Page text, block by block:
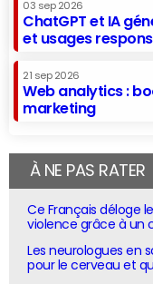
03 sep 2026
ChatGPT et IA
et usages
21 sep 2026
Web analytics :
marketing
À NE PAS RATER
Ce Français déloge
violence grâce à un
Les neurologues en
pour le cerveau et